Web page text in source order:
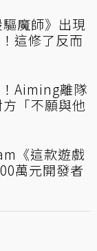
魔師》出現
這修了反而
Aiming離隊
「不願與他
《這款遊戲
萬元開發者